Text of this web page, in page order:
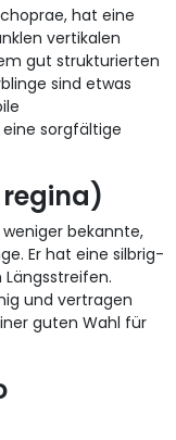
hat eine
vertikalen
gut strukturierten
sind etwas
sorgfältige
weniger bekannte,
Er hat eine silbrig-
und vertragen
guten Wahl für